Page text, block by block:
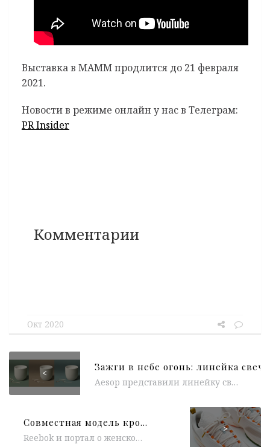
Выставка в МАММ продлится до 21 февраля
2021.
Новости в режиме онлайн у нас в Телеграм:
PR Insider
Комментарии
Окт 2020
<
Aesop представили линейку свечей Aromatique с тремя новыми ароматами: «Aganice», «Callippus» и «Ptolemy». Линия свечей Aromatique была создана в сотрудничестве с...
Совместная модель кроссовок HYPEBAE и REEBOK
Reebok и портал о женской моде и культуре HYPEBAE показали совместную модель кроссовок, вдохновленную классическим силуэтом обуви DMX Thrill. Белые...
>